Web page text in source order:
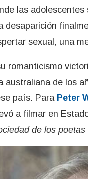
las
desaparición
sexual, una
romanticismo
australiana de los
país. Para Peter
a filmar en
de los poetas